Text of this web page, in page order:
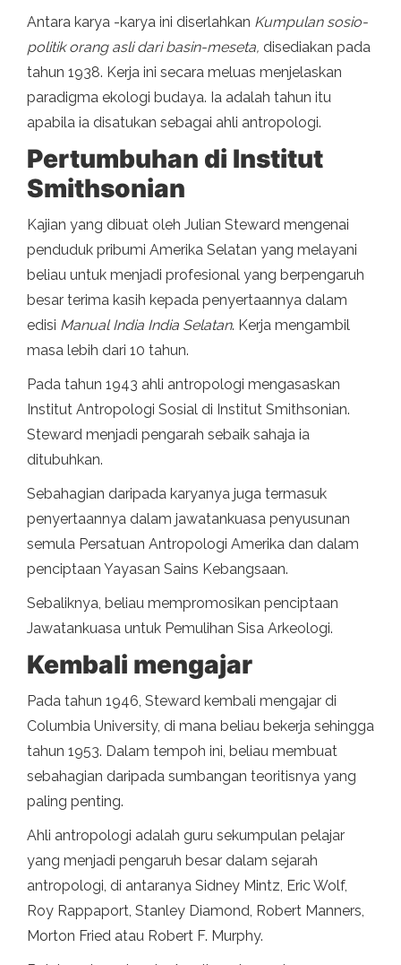
Antara karya -karya ini diserlahkan Kumpulan sosio-
politik orang asli dari basin-meseta, disediakan pada
tahun 1938. Kerja ini secara meluas menjelaskan
paradigma ekologi budaya. Ia adalah tahun itu
apabila ia disatukan sebagai ahli antropologi.
Pertumbuhan di Institut
Smithsonian
Kajian yang dibuat oleh Julian Steward mengenai
penduduk pribumi Amerika Selatan yang melayani
beliau untuk menjadi profesional yang berpengaruh
besar terima kasih kepada penyertaannya dalam
edisi Manual India India Selatan. Kerja mengambil
masa lebih dari 10 tahun.
Pada tahun 1943 ahli antropologi mengasaskan
Institut Antropologi Sosial di Institut Smithsonian.
Steward menjadi pengarah sebaik sahaja ia
ditubuhkan.
Sebahagian daripada karyanya juga termasuk
penyertaannya dalam jawatankuasa penyusunan
semula Persatuan Antropologi Amerika dan dalam
penciptaan Yayasan Sains Kebangsaan.
Sebaliknya, beliau mempromosikan penciptaan
Jawatankuasa untuk Pemulihan Sisa Arkeologi.
Kembali mengajar
Pada tahun 1946, Steward kembali mengajar di
Columbia University, di mana beliau bekerja sehingga
tahun 1953. Dalam tempoh ini, beliau membuat
sebahagian daripada sumbangan teoritisnya yang
paling penting.
Ahli antropologi adalah guru sekumpulan pelajar
yang menjadi pengaruh besar dalam sejarah
antropologi, di antaranya Sidney Mintz, Eric Wolf,
Roy Rappaport, Stanley Diamond, Robert Manners,
Morton Fried atau Robert F. Murphy.